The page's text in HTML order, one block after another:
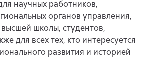
научных работников,
органов управления,
школы, студентов,
для всех тех, кто интересуется
развития и историей